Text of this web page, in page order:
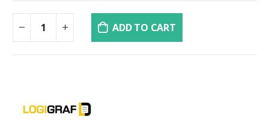
ADD TO CART